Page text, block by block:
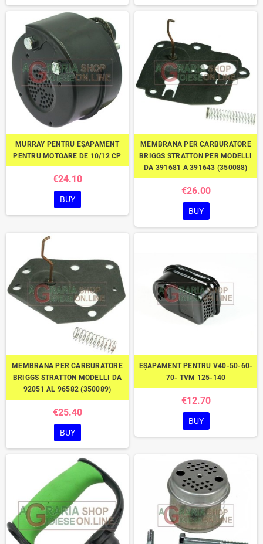
MURRAY PENTRU EȘAPAMENT
PENTRU MOTOARE DE 10/12 CP
€24.10
BUY
MEMBRANA PER CARBURATORE
BRIGGS STRATTON PER MODELLI
DA 391681 A 391643 (350088)
€26.00
BUY
MEMBRANA PER CARBURATORE
BRIGGS STRATTON MODELLI DA
92051 AL 96582 (350089)
€25.40
BUY
EȘAPAMENT PENTRU V40-50-60-
70- TVM 125-140
€12.70
BUY